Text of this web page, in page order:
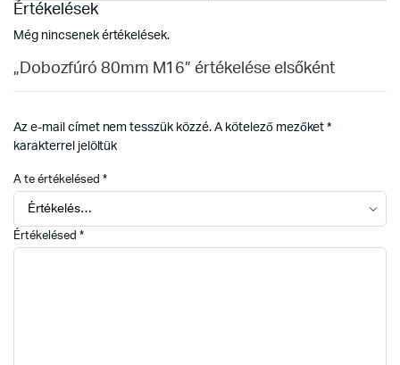
Értékelések
Még nincsenek értékelések.
„Dobozfúró 80mm M16” értékelése elsőként
Az e-mail címet nem tesszük közzé. A kötelező mezőket*
karakterrel jelöltük
A te értékelésed *
Értékelésed *